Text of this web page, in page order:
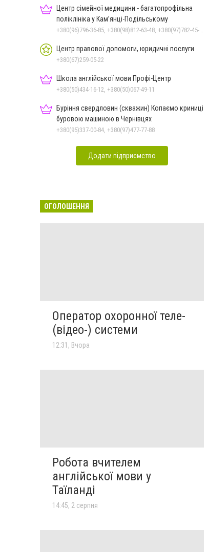
Центр сімейної медицини - багатопрофільна
поліклініка у Кам’янці-Подільському
Центр правової допомоги, юридичні послуги
+380(67)259-05-22
Школа англійської мови Профі-Центр
+380(50)434-16-12, +380(50)067-49-11
Буріння свердловин (скважин) Копаємо криниці
буровою машиною в Чернівцях
+380(95)337-00-84, +380(97)477-77-88
Додати підприємство
ОГОЛОШЕННЯ
Оператор охоронної теле-
(відео-) системи
12:31, Вчора
Робота вчителем
англійської мови у
Таїланді
14:45, 2 серпня